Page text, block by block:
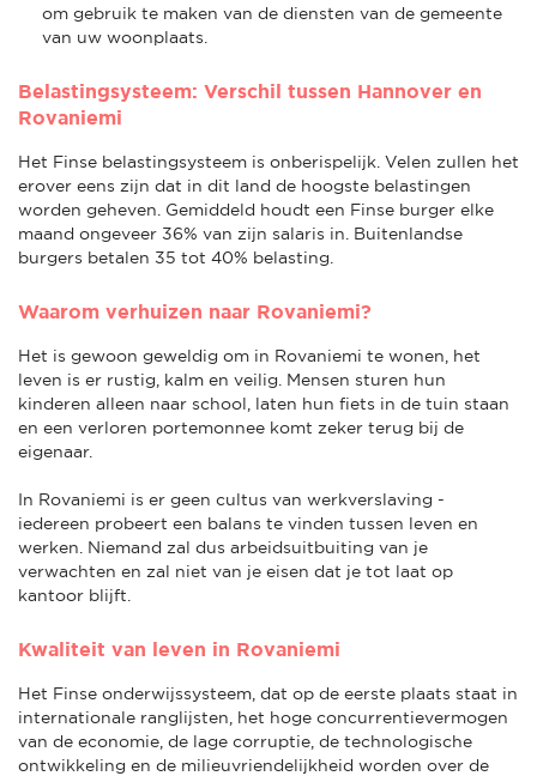
om gebruik te maken van de diensten van de gemeente
van uw woonplaats.
Belastingsysteem: Verschil tussen Hannover en
Rovaniemi
Het Finse belastingsysteem is onberispelijk. Velen zullen het
erover eens zijn dat in dit land de hoogste belastingen
worden geheven. Gemiddeld houdt een Finse burger elke
maand ongeveer 36% van zijn salaris in. Buitenlandse
burgers betalen 35 tot 40% belasting.
Waarom verhuizen naar Rovaniemi?
Het is gewoon geweldig om in Rovaniemi te wonen, het
leven is er rustig, kalm en veilig. Mensen sturen hun
kinderen alleen naar school, laten hun fiets in de tuin staan
en een verloren portemonnee komt zeker terug bij de
eigenaar.
In Rovaniemi is er geen cultus van werkverslaving -
iedereen probeert een balans te vinden tussen leven en
werken. Niemand zal dus arbeidsuitbuiting van je
verwachten en zal niet van je eisen dat je tot laat op
kantoor blijft.
Kwaliteit van leven in Rovaniemi
Het Finse onderwijssysteem, dat op de eerste plaats staat in
internationale ranglijsten, het hoge concurrentievermogen
van de economie, de lage corruptie, de technologische
ontwikkeling en de milieuvriendelijkheid worden over de